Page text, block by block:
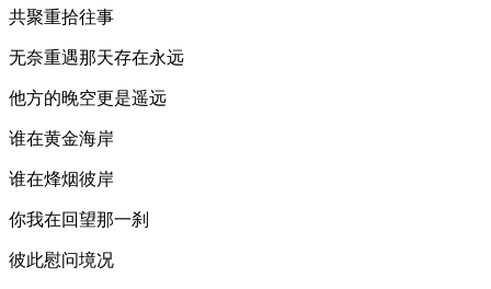
共聚重拾往事
无奈重遇那天存在永远
他方的晚空更是遥远
谁在黄金海岸
谁在烽烟彼岸
你我在回望那一刹
彼此慰问境况